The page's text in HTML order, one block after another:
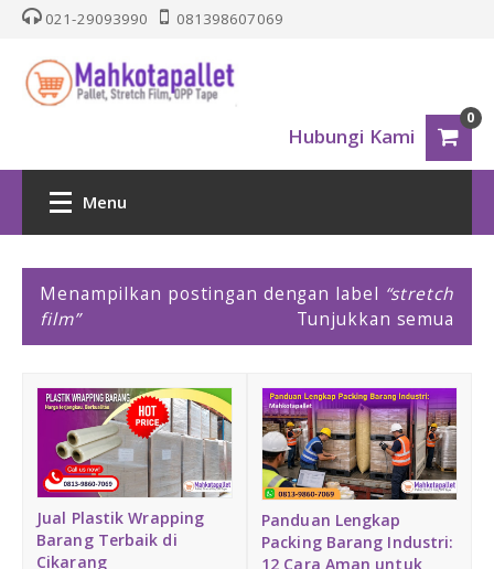
021-29093990 081398607069
Hubungi Kami
0
Menu
HOME
PALLET PLASTIK
Nestable
One Way Series
Medium Duty
Menampilkan postingan dengan label stretch
film
Tunjukkan semua
Jual Plastik Wrapping
Barang Terbaik di
Cikarang
Panduan Lengkap
Packing Barang Industri:
12 Cara Aman untuk